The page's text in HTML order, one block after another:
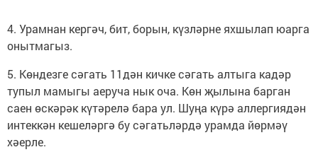
4. Урамнан кергәч, бит, борын, күзләрне яхшылап юарга
онытмагыз.
5. Көндезге сәгать 11дән кичке сәгать алтыга кадәр
тупыл мамыгы аеруча нык оча. Көн җылына барган
саен өскәрәк күтәрелә бара ул. Шуңа күрә аллергиядән
интеккән кешеләргә бу сәгатьләрдә урамда йөрмәү
хәерле.